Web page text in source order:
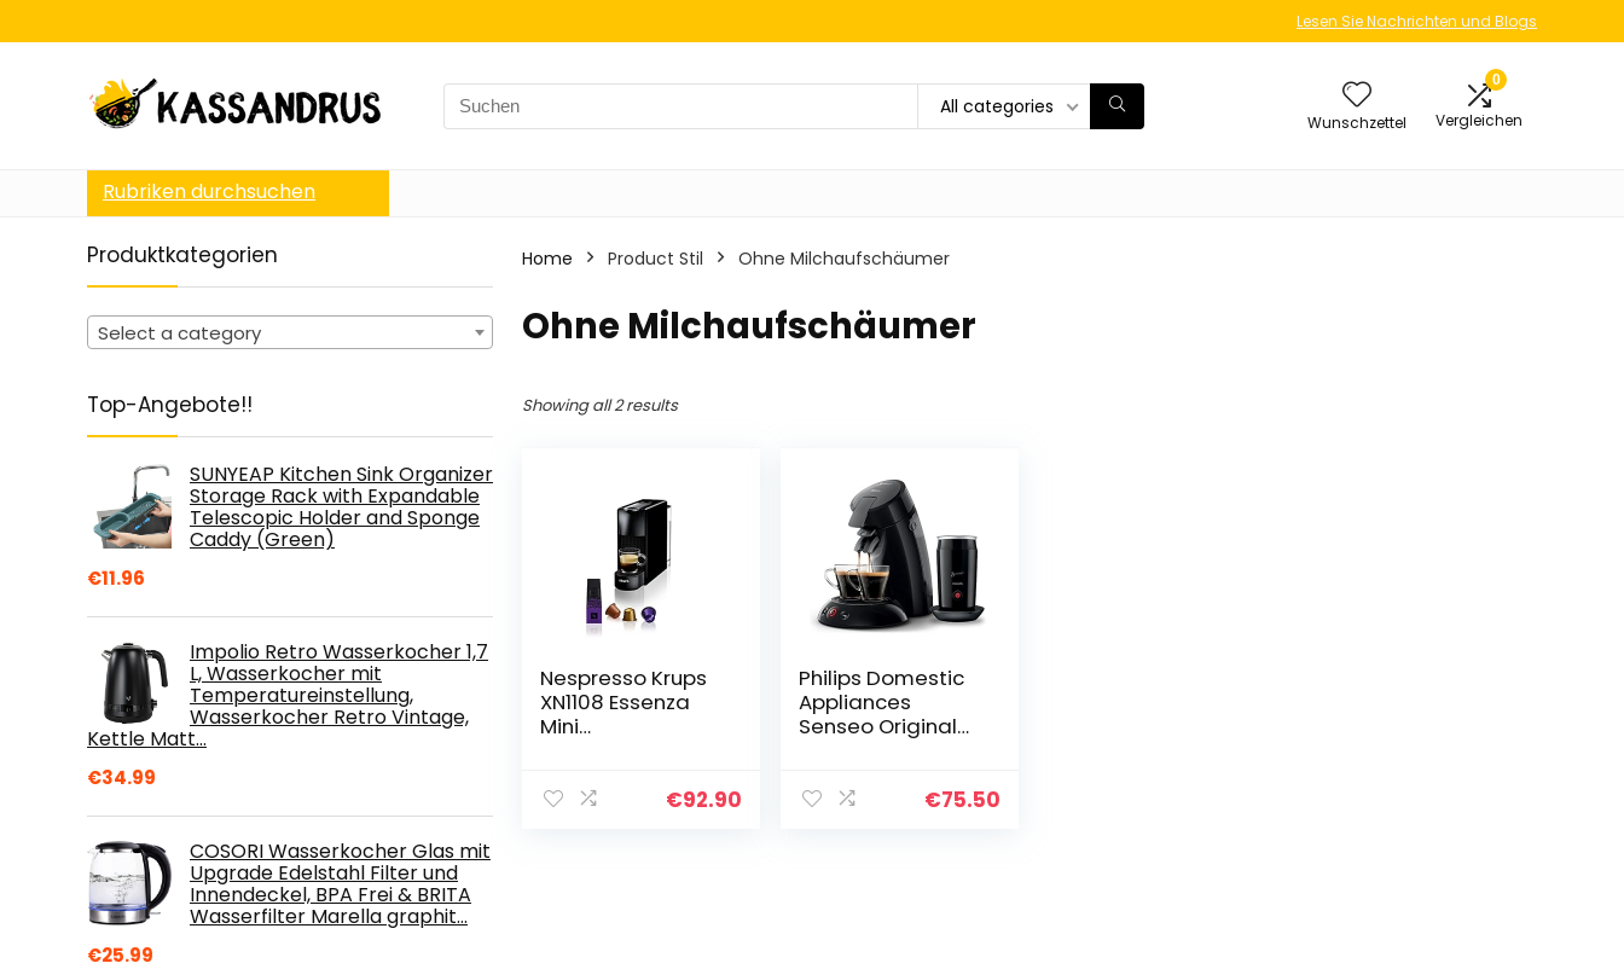
Lesen Sie Nachrichten und Blogs
Search
for:
All categories
Wunschzettel
0
Vergleichen
Rubriken durchsuchen
Produktkategorien
Select a category
Top-Angebote!!
SUNYEAP Kitchen Sink Organizer
Storage Rack with Expandable
Telescopic Holder and Sponge
Caddy (Green)
€11.96
Impolio Retro Wasserkocher 1,7
L, Wasserkocher mit
Temperatureinstellung,
Wasserkocher Retro Vintage,
Kettle Matt…
€34.99
COSORI Wasserkocher Glas mit
Upgrade Edelstahl Filter und
Innendeckel, BPA Frei & BRITA
Wasserfilter Marella graphit…
€25.99
Home Product Stil ‎Ohne Milchaufschäumer
‎Ohne Milchaufschäumer
Showing all 2 results
Nespresso Krups
XN1108 Essenza
Mini
Energiesparmodu
€92.90
Philips Domestic
Appliances
Senseo Original
Plus, 1450 W, 0.7
€75.50